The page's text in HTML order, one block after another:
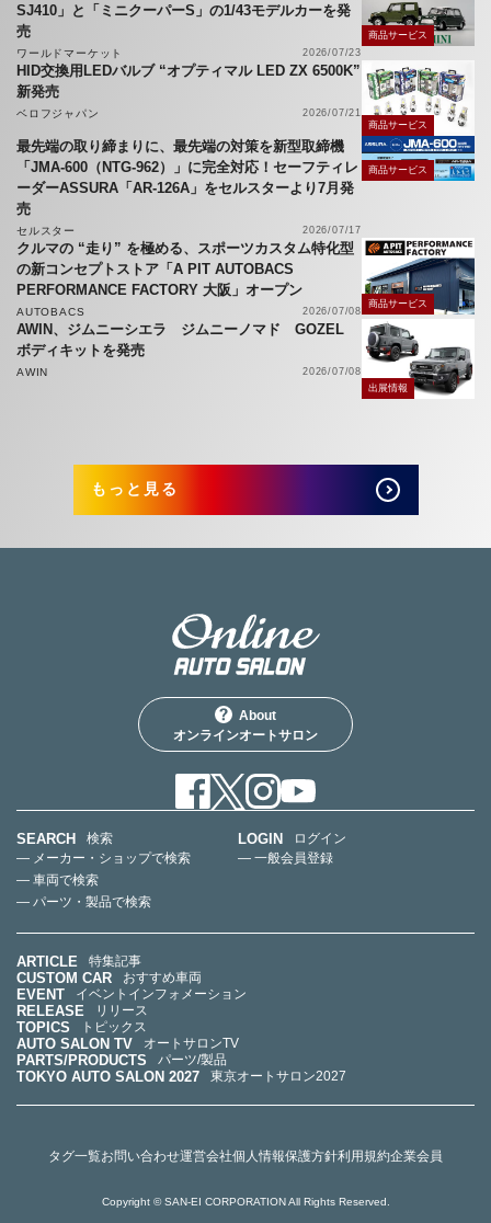
SJ410」と「ミニクーパーS」の1/43モデルカーを発
売
ワールドマーケット 2026/07/23
商品サービス
HID交換用LEDバルブ “オプティマル LED ZX 6500K”
新発売
ベロフジャパン
2026/07/21
商品サービス
最先端の取り締まりに、最先端の対策を新型取締機
「JMA-600（NTG-962）」に完全対応！セーフティレ
ーダーASSURA「AR-126A」をセルスターより7月発
売
セルスター 2026/07/17
商品サービス
クルマの “走り” を極める、スポーツカスタム特化型
の新コンセプトストア「A PIT AUTOBACS
PERFORMANCE FACTORY 大阪」オープン
AUTOBACS 2026/07/08
商品サービス
AWIN、ジムニーシエラ ジムニーノマド GOZEL
ボディキットを発売
AWIN
2026/07/08
出展情報
もっと見る
About
オンラインオートサロン
SEARCH
検索
— メーカー・ショップで検索
— 車両で検索
— パーツ・製品で検索
LOGIN
ログイン
— 一般会員登録
ARTICLE 特集記事
CUSTOM CAR おすすめ車両
EVENT イベントインフォメーション
RELEASE リリース
TOPICS トピックス
AUTO SALON TV オートサロンTV
PARTS/PRODUCTS パーツ/製品
TOKYO AUTO SALON 2027 東京オートサロン2027
タグ一覧お問い合わせ運営会社個人情報保護方針利用規約企業会員
Copyright © SAN-EI CORPORATION All Rights Reserved.